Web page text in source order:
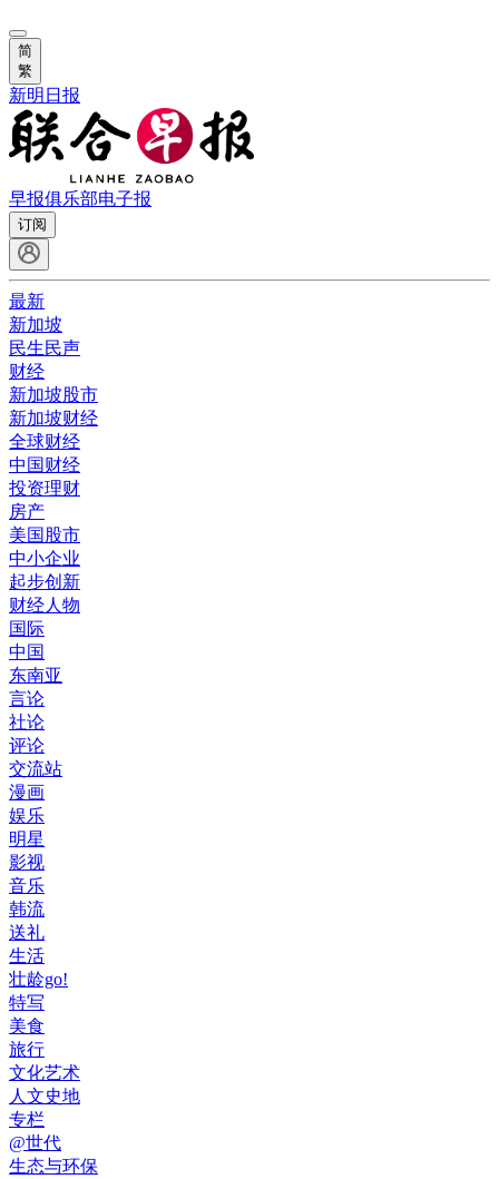
简
繁
新明日报
早报俱乐部电子报
订阅
最新
新加坡
民生民声
财经
新加坡股市
新加坡财经
全球财经
中国财经
投资理财
房产
美国股市
中小企业
起步创新
财经人物
国际
中国
东南亚
言论
社论
评论
交流站
漫画
娱乐
明星
影视
音乐
韩流
送礼
生活
壮龄go!
特写
美食
旅行
文化艺术
人文史地
专栏
@世代
生态与环保